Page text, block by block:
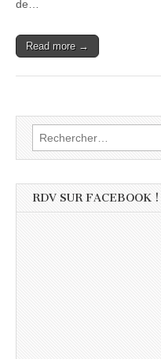
de…
Read more →
Rechercher :
RDV SUR FACEBOOK !